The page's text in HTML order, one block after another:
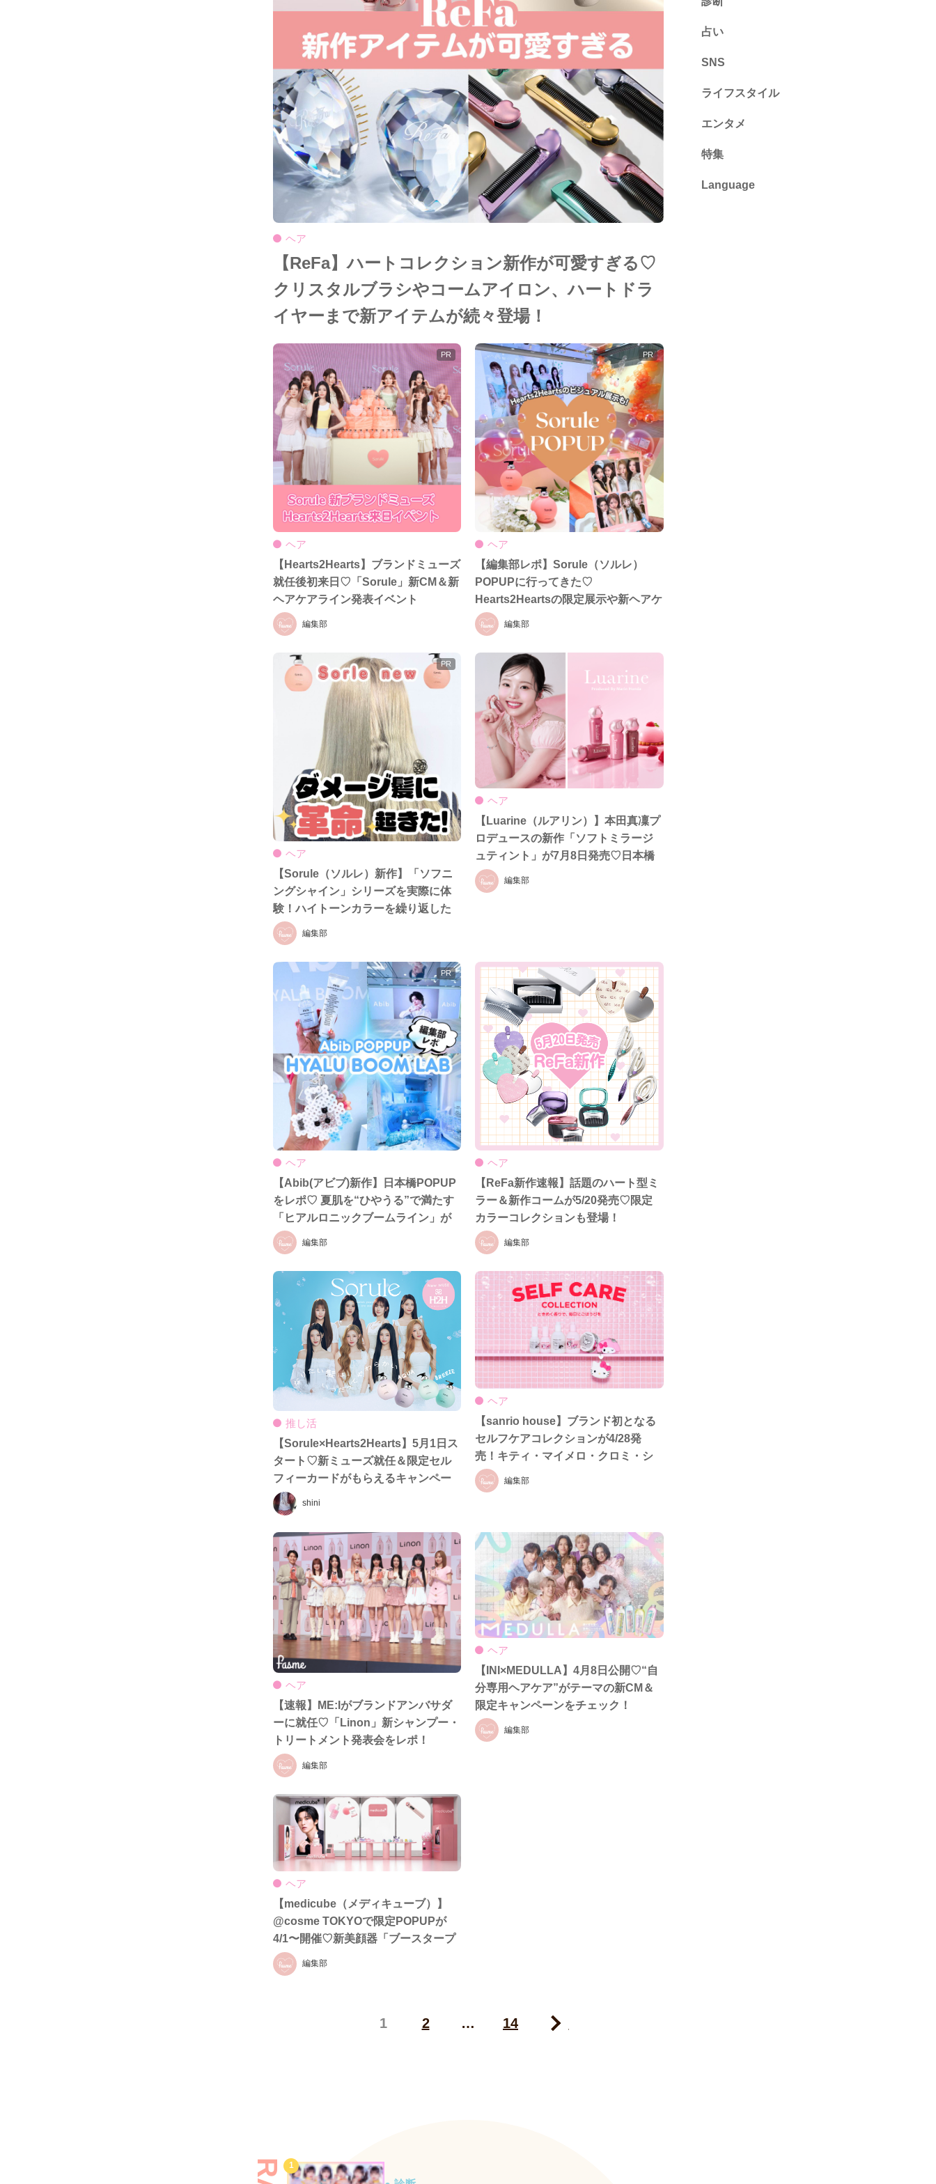
ヘア
【ReFa】ハートコレクション新作が可愛すぎる♡
クリスタルブラシやコームアイロン、ハートドラ
イヤーまで新アイテムが続々登場！
編集部
ヘア
【Hearts2Hearts】ブランドミューズ
就任後初来日♡「Sorule」新CM＆新
ヘアケアライン発表イベント
編集部
ヘア
【編集部レポ】Sorule（ソルレ）
POPUPに行ってきた♡
Hearts2Heartsの限定展示や新ヘアケ
アラインをひと足先にチェック♪
編集部
ヘア
【Sorule（ソルレ）新作】「ソフニ
ングシャイン」シリーズを実際に体
験！ハイトーンカラーを繰り返した
ダメージ毛で検証♡
編集部
ヘア
【Luarine（ルアリン）】本田真凜プ
ロデュースの新作「ソフトミラージ
ュティント」が7月8日発売♡日本橋
で限定POPUPも開催！
編集部
ヘア
【Abib(アビブ)新作】日本橋POPUP
をレポ♡ 夏肌を“ひやうる”で満たす
「ヒアルロニックブームライン」が
先行登場！
編集部
ヘア
【ReFa新作速報】話題のハート型ミ
ラー＆新作コームが5/20発売♡限定
カラーコレクションも登場！
shini
推し活
【Sorule×Hearts2Hearts】5月1日ス
タート♡新ミューズ就任＆限定セル
フィーカードがもらえるキャンペー
ンも！
編集部
ヘア
【sanrio house】ブランド初となる
セルフケアコレクションが4/28発
売！キティ・マイメロ・クロミ・シ
ナモロールの癒しアイテムが登場♡
編集部
ヘア
【速報】ME:Iがブランドアンバサダ
ーに就任♡「Linon」新シャンプー・
トリートメント発表会をレポ！
編集部
ヘア
【INI×MEDULLA】4月8日公開♡“自
分専用ヘアケア”がテーマの新CM＆
限定キャンペーンをチェック！
編集部
ヘア
【medicube（メディキューブ）】
@cosme TOKYOで限定POPUPが
4/1〜開催♡新美顔器「ブースタープ
ロX2」を先行体験！
1 2 … 14
診断
占い
心理テスト
SNS
ライフスタイル
推し活
カルチャー・暮らし
エンタメ
特集
Language